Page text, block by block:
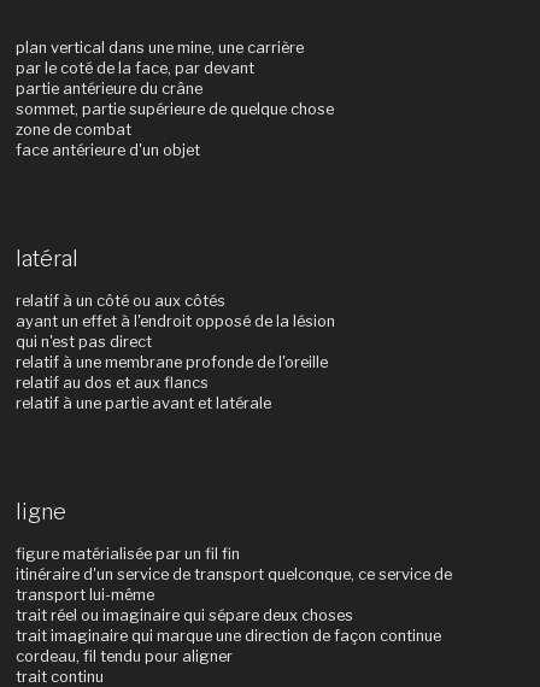
plan vertical dans une mine, une carrière
par le coté de la face, par devant
partie antérieure du crâne
sommet, partie supérieure de quelque chose
zone de combat
face antérieure d'un objet
latéral
relatif à un côté ou aux côtés
ayant un effet à l'endroit opposé de la lésion
qui n'est pas direct
relatif à une membrane profonde de l'oreille
relatif au dos et aux flancs
relatif à une partie avant et latérale
ligne
figure matérialisée par un fil fin
itinéraire d'un service de transport quelconque, ce service de
transport lui-même
trait réel ou imaginaire qui sépare deux choses
trait imaginaire qui marque une direction de façon continue
cordeau, fil tendu pour aligner
trait continu